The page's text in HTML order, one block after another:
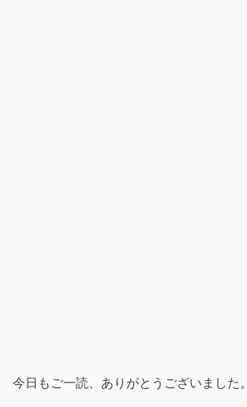
今日もご一読、ありがとうございました。